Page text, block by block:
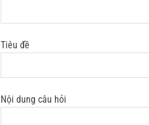
Tiêu đề
Nội dung câu hỏi